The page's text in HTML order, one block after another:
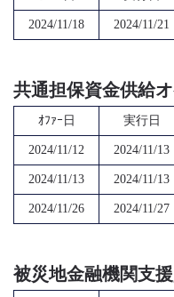
2024/11/18 2024/11/21
共通担保資金供給
ｵﾌｧｰ日 実行日
2024/11/12 2024/11/13
2024/11/13 2024/11/13
2024/11/26 2024/11/27
被災地金融機関支